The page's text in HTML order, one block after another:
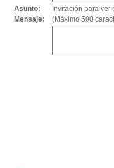
Asunto:
Invitación para ver
Mensaje:
(Máximo 500